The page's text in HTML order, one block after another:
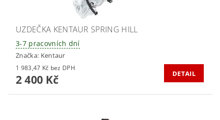
UZDEČKA KENTAUR SPRING HILL
3-7 pracovních dní
Značka: Kentaur
1 983,47 Kč bez DPH
2 400 Kč DETAIL